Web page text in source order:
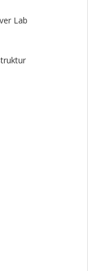
Lab